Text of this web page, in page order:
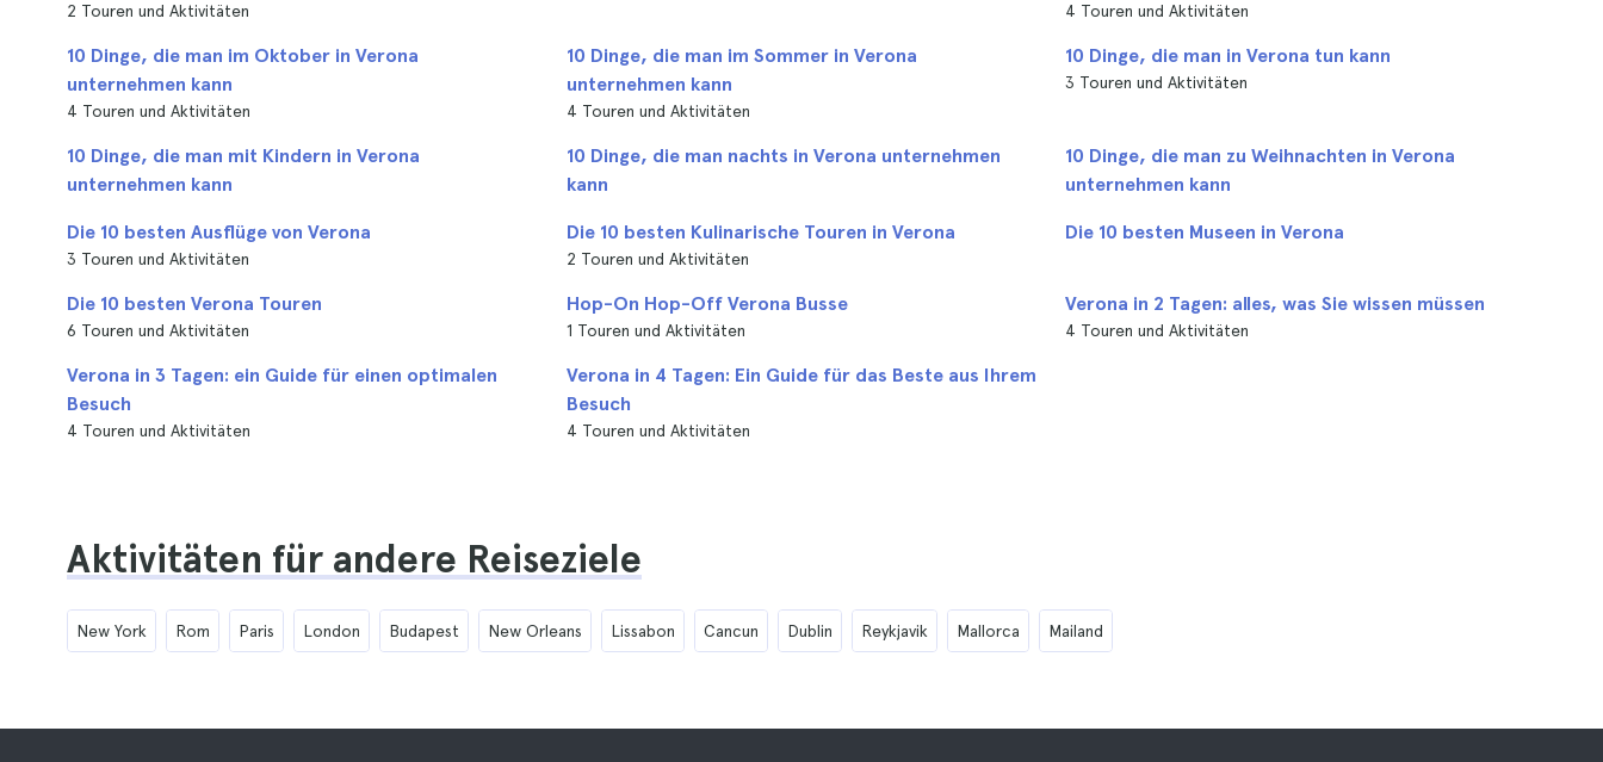
2 Touren und Aktivitäten 4 Touren und Aktivitäten
10 Dinge, die man im Oktober in Verona
unternehmen kann
4 Touren und Aktivitäten
10 Dinge, die man im Sommer in Verona
unternehmen kann
4 Touren und Aktivitäten
10 Dinge, die man in Verona tun kann
3 Touren und Aktivitäten
10 Dinge, die man mit Kindern in Verona
unternehmen kann
10 Dinge, die man nachts in Verona unternehmen
kann
10 Dinge, die man zu Weihnachten in Verona
unternehmen kann
Die 10 besten Ausflüge von Verona
3 Touren und Aktivitäten
Die 10 besten Kulinarische Touren in Verona
2 Touren und Aktivitäten
Die 10 besten Museen in Verona
Die 10 besten Verona Touren
6 Touren und Aktivitäten
Hop-On Hop-Off Verona Busse
1 Touren und Aktivitäten
Verona in 2 Tagen: alles, was Sie wissen müssen
4 Touren und Aktivitäten
Verona in 3 Tagen: ein Guide für einen optimalen
Besuch
4 Touren und Aktivitäten
Verona in 4 Tagen: Ein Guide für das Beste aus Ihrem
Besuch
4 Touren und Aktivitäten
Aktivitäten für andere Reiseziele
New York Rom Paris London Budapest New Orleans Lissabon Cancun Dublin Reykjavik Mallorca Mailand